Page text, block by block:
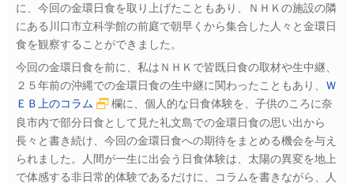
に、今回の金環日食を取り上げたこともあり、ＮＨＫの施設の隣
にある川口市立科学館の前庭で朝早くから集合した人々と金環日
食を観察することができました。
今回の金環日食を前に、私はＮＨＫで皆既日食の取材や生中継、
２５年前の沖縄での金環日食の生中継に関わったこともあり、 Ｗ
ＥＢ上のコラム
欄に、個人的な日食体験を、子供のころに奈
良市内で部分日食として見た礼文島での金環日食の思い出から
長々と書き続け、今回の金環日食への期待をまとめる機会を与え
られました。人間が一生に出会う日食体験は、太陽の異変を地上
で体感する非日常的体験であるだけに、コラムを書きながら、人